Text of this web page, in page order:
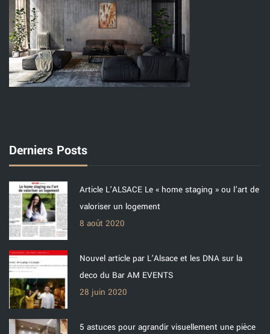
Derniers Posts
Article L’ALSACE Le « home staging » ou l’art de
valoriser un logement
8 août 2020
Nouvel article par L’Alsace et les DNA sur la
deco du Bar AM EVENTS
28 juin 2020
5 astuces pour agrandir visuellement une pièce